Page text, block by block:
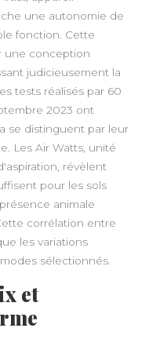
une autonomie de
fonction. Cette
une conception
judicieusement la
tests réalisés par 60
2023 ont
se distinguent par leur
Les Air Watts, unité
révèlent
pour les sols
animale
corrélation entre
les variations
sélectionnés.
et